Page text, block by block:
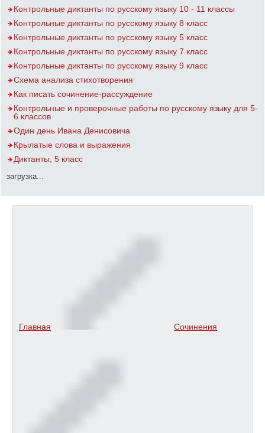
Контрольные диктанты по русскому языку 10 - 11 классы
Контрольные диктанты по русскому языку 8 класс
Контрольные диктанты по русскому языку 5 класс
Контрольные диктанты по русскому языку 7 класс
Контрольные диктанты по русскому языку 9 класс
Схема анализа стихотворения
Как писать сочинение-рассуждение
Контрольные и проверочные работы по русскому языку для 5-
6 классов
Один день Ивана Денисовича
Крылатые слова и выражения
Диктанты, 5 класс
загрузка...
Главная Сочинения